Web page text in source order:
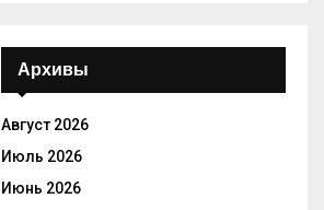
Архивы
Август 2026
Июль 2026
Июнь 2026